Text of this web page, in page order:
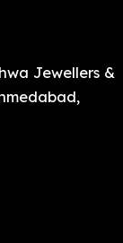
Jewellers &